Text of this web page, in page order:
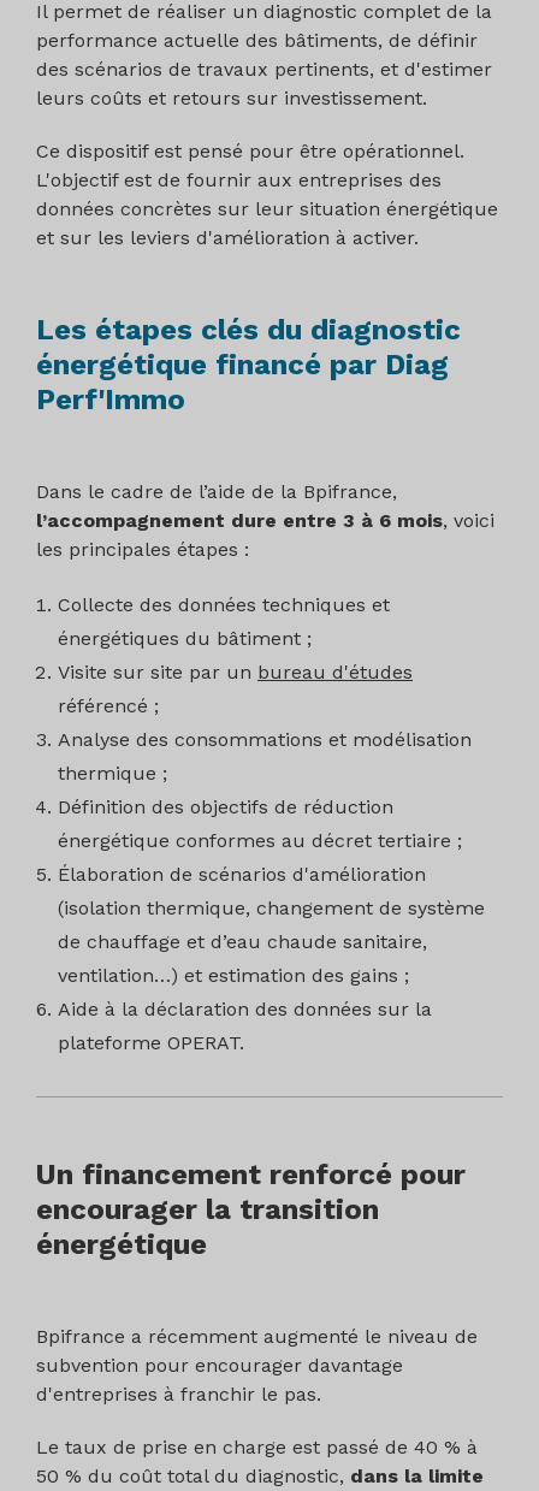
Il permet de réaliser un diagnostic complet de la
performance actuelle des bâtiments, de définir
des scénarios de travaux pertinents, et d'estimer
leurs coûts et retours sur investissement.
Ce dispositif est pensé pour être opérationnel.
L'objectif est de fournir aux entreprises des
données concrètes sur leur situation énergétique
et sur les leviers d'amélioration à activer.
Les étapes clés du diagnostic
énergétique financé par Diag
Perf'Immo
Dans le cadre de l’aide de la Bpifrance,
l’accompagnement dure entre 3 à 6 mois, voici
les principales étapes :
Collecte des données techniques et
énergétiques du bâtiment ;
Visite sur site par un bureau d'études
référencé ;
Analyse des consommations et modélisation
thermique ;
Définition des objectifs de réduction
énergétique conformes au décret tertiaire ;
Élaboration de scénarios d'amélioration
(isolation thermique, changement de système
de chauffage et d’eau chaude sanitaire,
ventilation…) et estimation des gains ;
Aide à la déclaration des données sur la
plateforme OPERAT.
Un financement renforcé pour
encourager la transition
énergétique
Bpifrance a récemment augmenté le niveau de
subvention pour encourager davantage
d'entreprises à franchir le pas.
Le taux de prise en charge est passé de 40 % à
50 % du coût total du diagnostic, dans la limite